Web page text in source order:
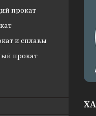
прокат
и сплавы
прокат